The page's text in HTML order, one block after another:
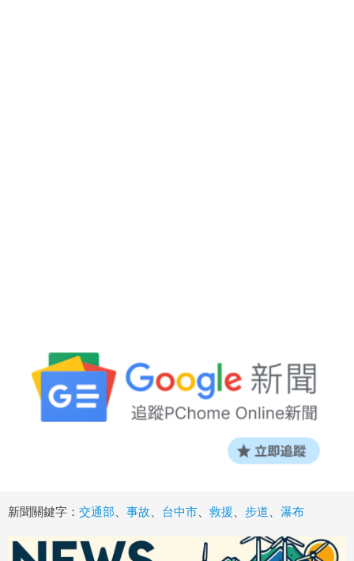
新聞關鍵字： 交通部 事故 台中市 救援 步道 瀑布